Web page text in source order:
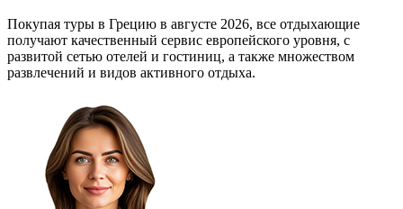
Покупая туры в Грецию в августе 2026, все отдыхающие
получают качественный сервис европейского уровня, с
развитой сетью отелей и гостиниц, а также множеством
развлечений и видов активного отдыха.